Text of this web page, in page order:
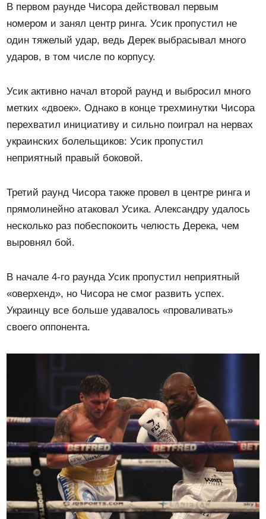
В первом раунде Чисора действовал первым
номером и занял центр ринга. Усик пропустил не
один тяжелый удар, ведь Дерек выбрасывал много
ударов, в том числе по корпусу.
Усик активно начал второй раунд и выбросил много
метких «двоек». Однако в конце трехминутки Чисора
перехватил инициативу и сильно поиграл на нервах
украинских болельщиков: Усик пропустил
неприятный правый боковой.
Третий раунд Чисора также провел в центре ринга и
прямолинейно атаковал Усика. Александру удалось
несколько раз побеспокоить челюсть Дерека, чем
выровнял бой.
В начале 4-го раунда Усик пропустил неприятный
«оверхенд», но Чисора не смог развить успех.
Украинцу все больше удавалось «проваливать»
своего оппонента.